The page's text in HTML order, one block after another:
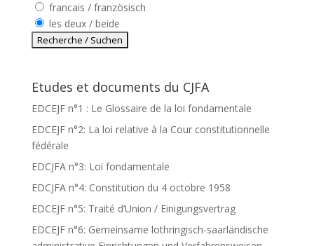
francais / französisch
les deux / beide
Etudes et documents du CJFA
EDCEJF n°1 : Le Glossaire de la loi fondamentale
EDCEJF n°2: La loi relative à la Cour constitutionnelle
fédérale
EDCJFA n°3: Loi fondamentale
EDCJFA n°4: Constitution du 4 octobre 1958
EDCEJF n°5: Traité d’Union / Einigungsvertrag
EDCEJF n°6: Gemeinsame lothringisch-saarländische